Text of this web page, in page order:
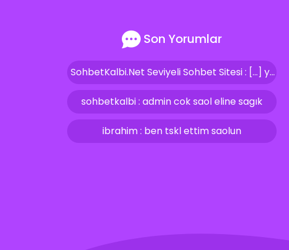
Son Yorumlar
SohbetKalbi.Net Seviyeli Sohbet Sitesi : […] yaşam kalitemizi artırıyor ve bize güven veriyor. İşte bizler, bu aynı özeni ve seviyeyi sohbet siteleri içerisinde de […]
sohbetkalbi : admin cok saol eline sagık
ibrahim : ben tskl ettim saolun